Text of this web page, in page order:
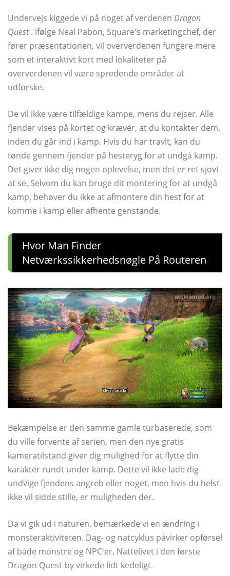
Undervejs kiggede vi på noget af verdenen Dragon
Quest. Ifølge Neal Pabon, Square's marketingchef, der
fører præsentationen, vil oververdenen fungere mere
som et interaktivt kort med lokaliteter på
oververdenen vil være spredende områder at
udforske.
De vil ikke være tilfældige kampe, mens du rejser. Alle
fjender vises på kortet og kræver, at du kontakter dem,
inden du går ind i kamp. Hvis du har travlt, kan du
tønde gennem fjender på hesteryg for at undgå kamp.
Det giver ikke dig nogen oplevelse, men det er ret sjovt
at se. Selvom du kan bruge dit montering for at undgå
kamp, ​​behøver du ikke at afmontere din hest for at
komme i kamp eller afhente genstande.
Hvor Man Finder
Netværkssikkerhedsnøgle På Routeren
Bekæmpelse er den samme gamle turbaserede, som
du ville forvente af serien, men den nye gratis
kameratilstand giver dig mulighed for at flytte din
karakter rundt under kamp. Dette vil ikke lade dig
undvige fjendens angreb eller noget, men hvis du helst
ikke vil sidde stille, er muligheden der.
Da vi gik ud i naturen, bemærkede vi en ændring i
monsteraktiviteten. Dag- og natcyklus påvirker opførsel
af både monstre og NPC'er. Nattelivet i den første
Dragon Quest-by virkede lidt kedeligt.